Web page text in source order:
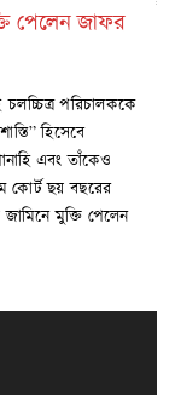
পেলেন জাফর
পরিচালককে
হিসেবে
এবং তাঁকেও
কোর্ট ছয় বছরের
মুক্তি পেলেন